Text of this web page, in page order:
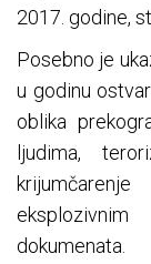
2017. godine,
Posebno je
u godinu
oblika
ljudima,
dokumenata.